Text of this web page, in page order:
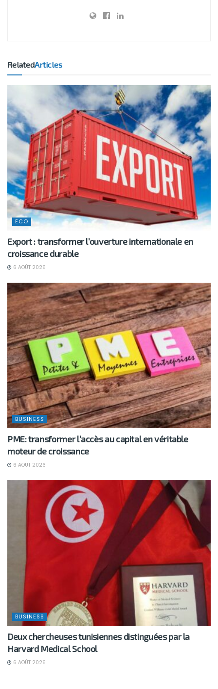
RelatedArticles
ECO
Export : transformer l’ouverture internationale en
croissance durable
6 AOÛT 2026
BUSINESS
PME: transformer l’accès au capital en véritable
moteur de croissance
6 AOÛT 2026
BUSINESS
Deux chercheuses tunisiennes distinguées par la
Harvard Medical School
6 AOÛT 2026